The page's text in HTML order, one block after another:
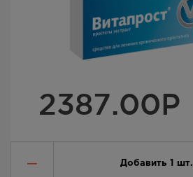
2387.00Р
Добавить 1 шт.